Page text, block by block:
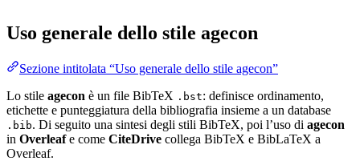
Uso generale dello stile agecon
Sezione intitolata “Uso generale dello stile agecon”
Lo stile agecon è un file BibTeX .bst: definisce ordinamento,
etichette e punteggiatura della bibliografia insieme a un database
.bib. Di seguito una sintesi degli stili BibTeX, poi l’uso di agecon
in Overleafe come CiteDrive collega BibTeX e BibLaTeX a
Overleaf.